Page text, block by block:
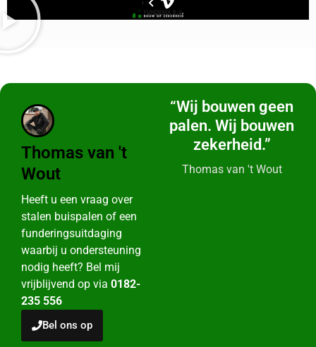
Thomas van 't
Wout
Heeft u een vraag over
stalen buispalen of een
funderingsuitdaging
waarbij u ondersteuning
nodig heeft? Bel mij
vrijblijvend op via 0182-
235 556
Bel ons op
“Wij bouwen geen
palen. Wij bouwen
zekerheid.”
Thomas van 't Wout